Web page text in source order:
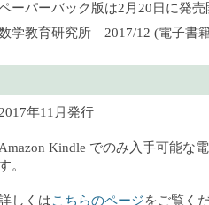
ーパーバック版は2月20日に発
学教育研究所 2017/12 (電子書
2017年11月発行
Amazon Kindle でのみ入手可能な
。
しくはこちらのページをご覧く